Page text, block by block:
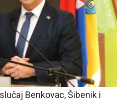
Benkovac, Šibenik i